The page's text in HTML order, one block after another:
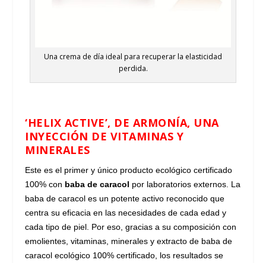
Una crema de día ideal para recuperar la elasticidad
perdida.
‘HELIX ACTIVE’, DE ARMONÍA, UNA
INYECCIÓN DE VITAMINAS Y
MINERALES
Este es el primer y único producto ecológico certificado
100% con baba de caracol por laboratorios externos. La
baba de caracol es un potente activo reconocido que
centra su eficacia en las necesidades de cada edad y
cada tipo de piel. Por eso, gracias a su composición con
emolientes, vitaminas, minerales y extracto de baba de
caracol ecológico 100% certificado, los resultados se